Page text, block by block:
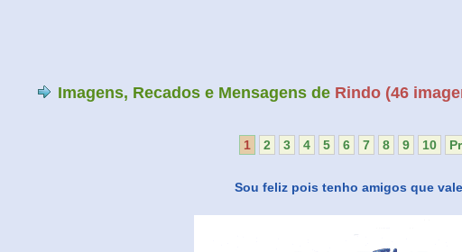
Imagens, Recados e Mensagens de Rindo (46
1 2 3 4 5 6 7 8 9 10
Sou feliz pois tenho amigos que